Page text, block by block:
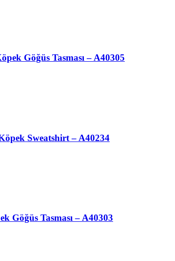
Göğüs Tasması – A40305
Sweatshirt – A40234
Göğüs Tasması – A40303